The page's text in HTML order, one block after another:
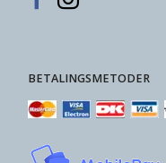
BETALINGSMETODER